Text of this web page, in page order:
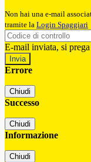
Non hai una e-mail
tramite la Login Spaggiari
E-mail inviata, si
Errore
Chiudi
Successo
Chiudi
Informazione
Chiudi